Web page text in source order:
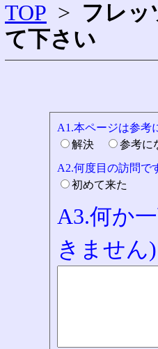
TOP > フレッ
て下さい
A1.本ページは参
解決
参考
A2.何度目の訪問で
初めて来た
A3.何か
きません)